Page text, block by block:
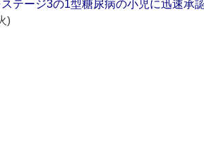
テージ3の1型糖尿病の小児に迅速承
)